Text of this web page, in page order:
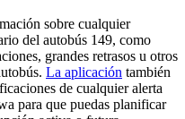
sobre cualquier
del autobús 149, como
grandes retrasos u otros
La aplicación también
de cualquier alerta
para que puedas planificar